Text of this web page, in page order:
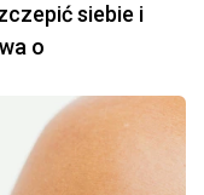
siebie i
o